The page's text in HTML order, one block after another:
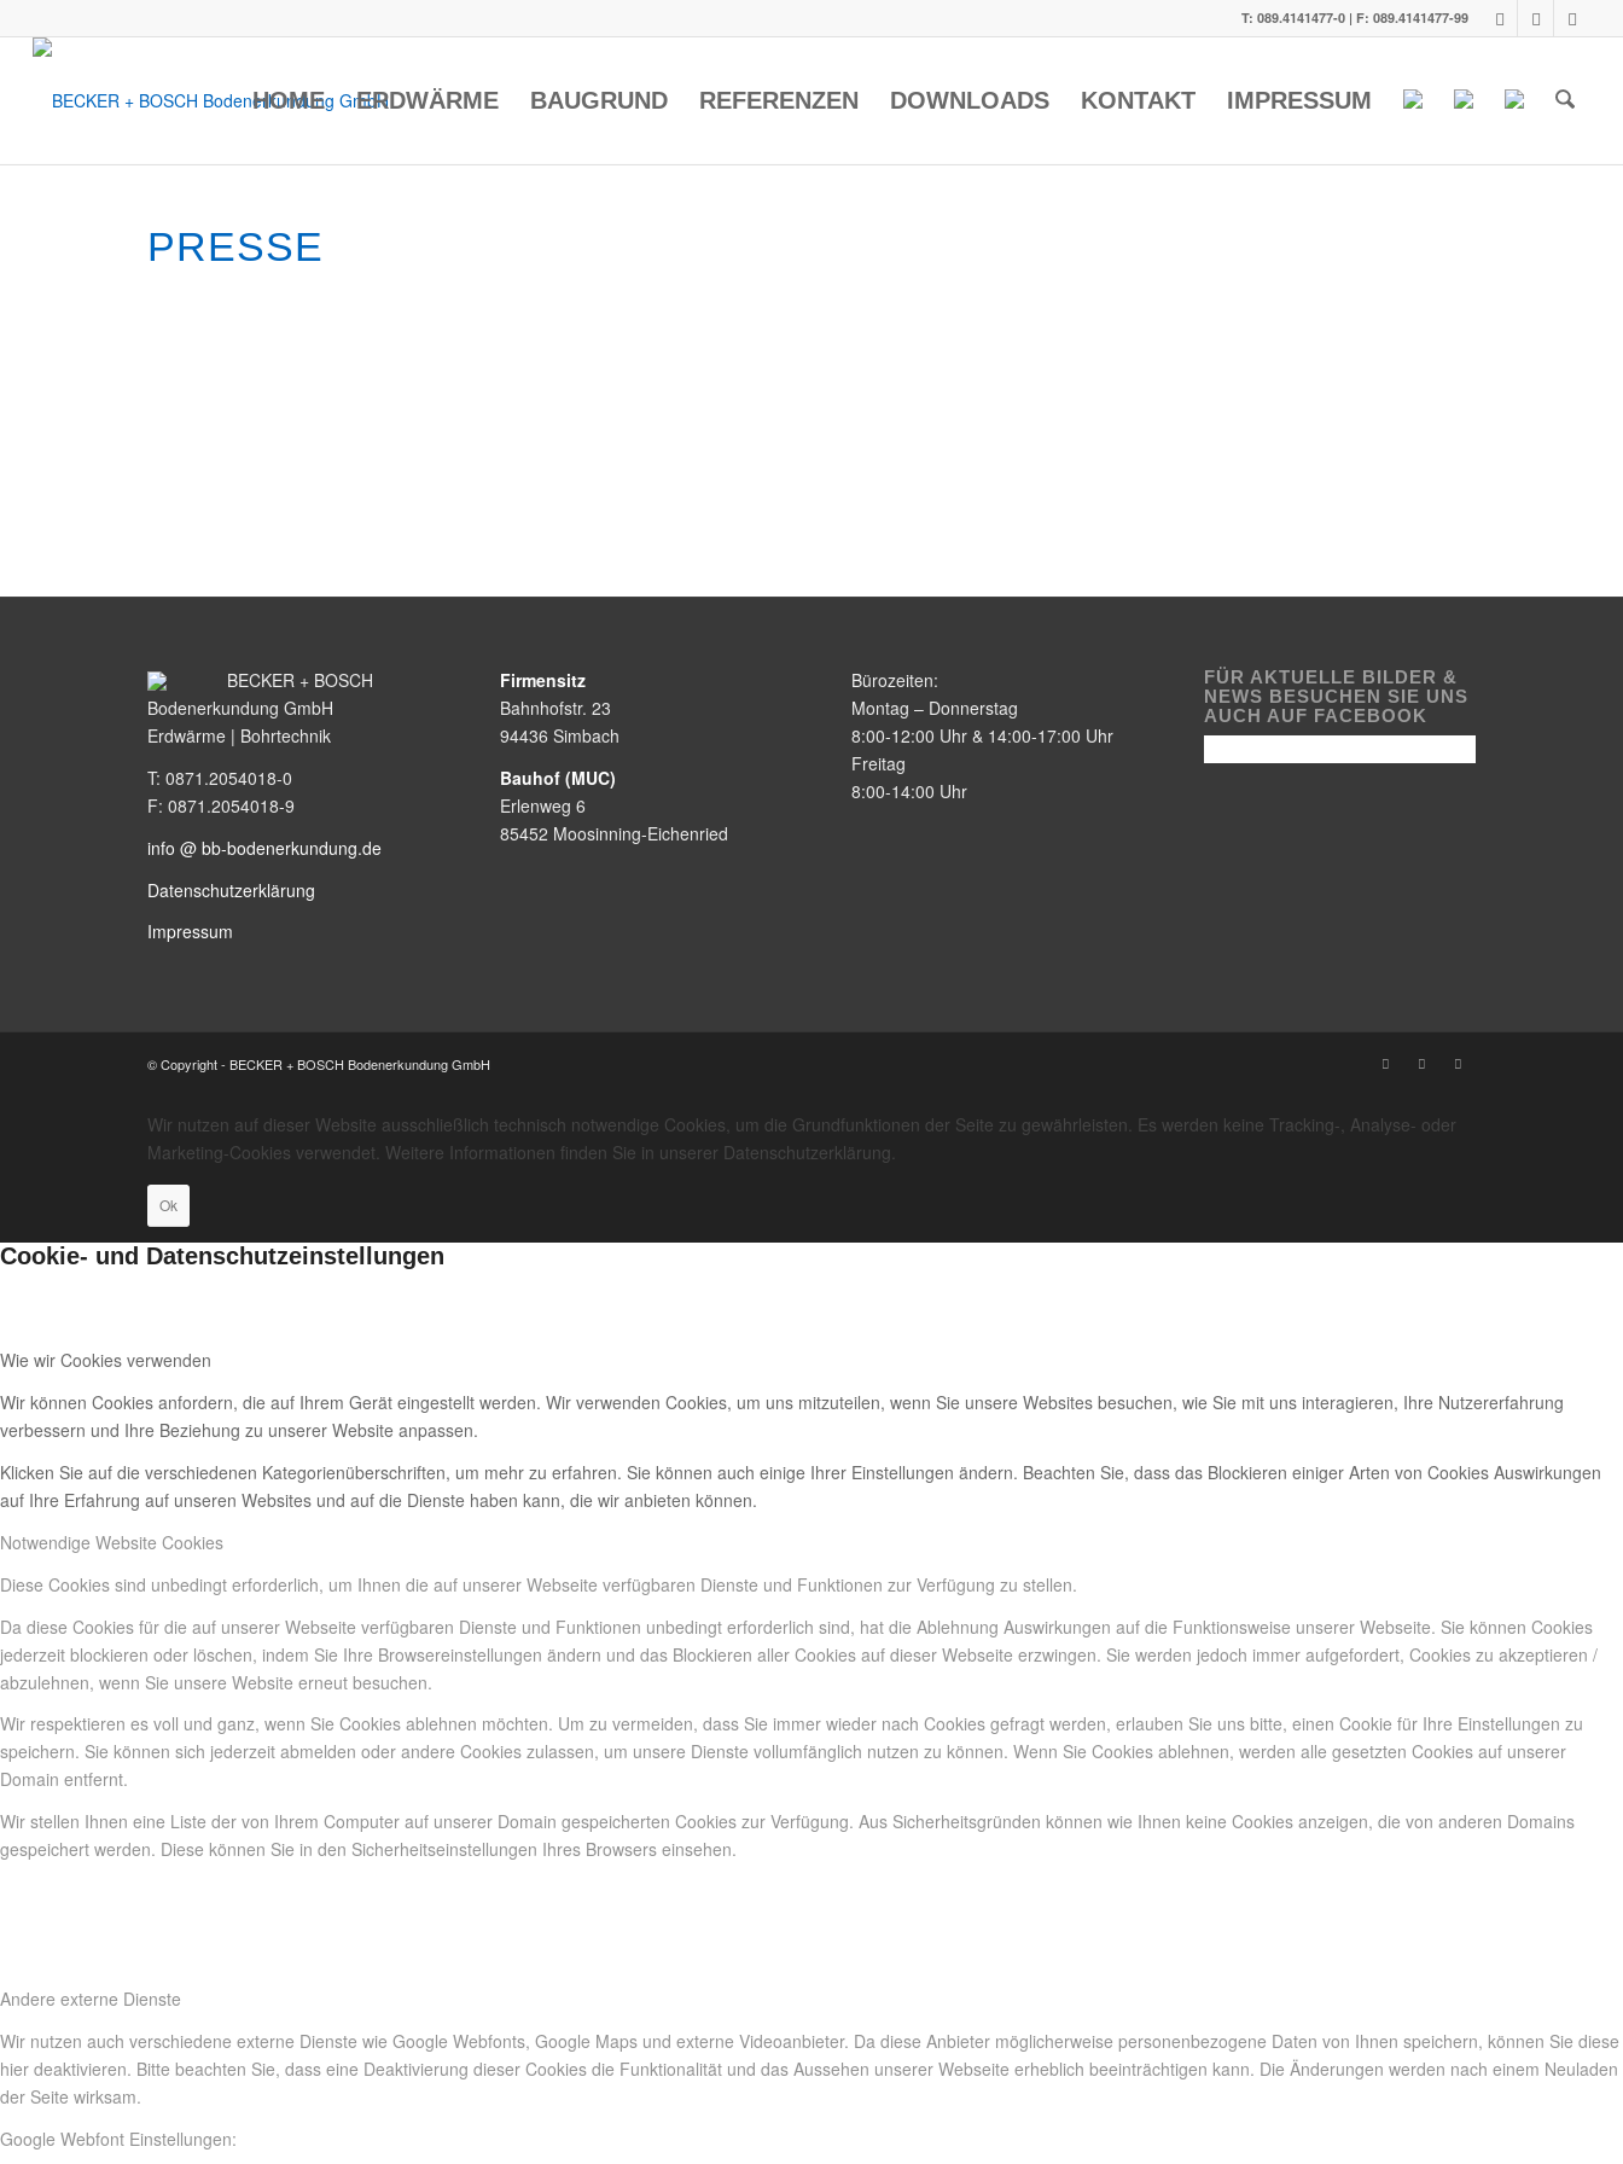
T: 089.4141477-0 | F: 089.4141477-99
HOME ERDWÄRME BAUGRUND REFERENZEN DOWNLOADS KONTAKT IMPRESSUM
PRESSE
BECKER + BOSCH
Bodenerkundung GmbH
Erdwärme | Bohrtechnik
T: 0871.2054018-0
F: 0871.2054018-9
info @ bb-bodenerkundung.de
Datenschutzerklärung
Impressum
Firmensitz
Bahnhofstr. 23
94436 Simbach
Bauhof (MUC)
Erlenweg 6
85452 Moosinning-Eichenried
Bürozeiten:
Montag – Donnerstag
8:00-12:00 Uhr & 14:00-17:00 Uhr
Freitag
8:00-14:00 Uhr
FÜR AKTUELLE BILDER &
NEWS BESUCHEN SIE UNS
AUCH AUF FACEBOOK
© Copyright - BECKER + BOSCH Bodenerkundung GmbH
Wir nutzen auf dieser Website ausschließlich technisch notwendige Cookies, um die Grundfunktionen der Seite zu gewährleisten. Es werden keine Tracking-, Analyse- oder
Marketing-Cookies verwendet. Weitere Informationen finden Sie in unserer Datenschutzerklärung.
Ok
Cookie- und Datenschutzeinstellungen
Wie wir Cookies verwenden
Wir können Cookies anfordern, die auf Ihrem Gerät eingestellt werden. Wir verwenden Cookies, um uns mitzuteilen, wenn Sie unsere Websites besuchen, wie Sie mit uns interagieren, Ihre Nutzererfahrung
verbessern und Ihre Beziehung zu unserer Website anpassen.
Klicken Sie auf die verschiedenen Kategorienüberschriften, um mehr zu erfahren. Sie können auch einige Ihrer Einstellungen ändern. Beachten Sie, dass das Blockieren einiger Arten von Cookies Auswirkungen
auf Ihre Erfahrung auf unseren Websites und auf die Dienste haben kann, die wir anbieten können.
Notwendige Website Cookies
Diese Cookies sind unbedingt erforderlich, um Ihnen die auf unserer Webseite verfügbaren Dienste und Funktionen zur Verfügung zu stellen.
Da diese Cookies für die auf unserer Webseite verfügbaren Dienste und Funktionen unbedingt erforderlich sind, hat die Ablehnung Auswirkungen auf die Funktionsweise unserer Webseite. Sie können Cookies
jederzeit blockieren oder löschen, indem Sie Ihre Browsereinstellungen ändern und das Blockieren aller Cookies auf dieser Webseite erzwingen. Sie werden jedoch immer aufgefordert, Cookies zu akzeptieren /
abzulehnen, wenn Sie unsere Website erneut besuchen.
Wir respektieren es voll und ganz, wenn Sie Cookies ablehnen möchten. Um zu vermeiden, dass Sie immer wieder nach Cookies gefragt werden, erlauben Sie uns bitte, einen Cookie für Ihre Einstellungen zu
speichern. Sie können sich jederzeit abmelden oder andere Cookies zulassen, um unsere Dienste vollumfänglich nutzen zu können. Wenn Sie Cookies ablehnen, werden alle gesetzten Cookies auf unserer
Domain entfernt.
Wir stellen Ihnen eine Liste der von Ihrem Computer auf unserer Domain gespeicherten Cookies zur Verfügung. Aus Sicherheitsgründen können wie Ihnen keine Cookies anzeigen, die von anderen Domains
gespeichert werden. Diese können Sie in den Sicherheitseinstellungen Ihres Browsers einsehen.
Andere externe Dienste
Wir nutzen auch verschiedene externe Dienste wie Google Webfonts, Google Maps und externe Videoanbieter. Da diese Anbieter möglicherweise personenbezogene Daten von Ihnen speichern, können Sie diese
hier deaktivieren. Bitte beachten Sie, dass eine Deaktivierung dieser Cookies die Funktionalität und das Aussehen unserer Webseite erheblich beeinträchtigen kann. Die Änderungen werden nach einem Neuladen
der Seite wirksam.
Google Webfont Einstellungen: